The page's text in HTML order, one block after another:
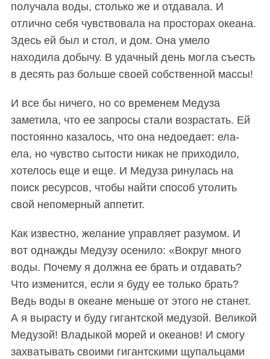
получала воды, столько же и отдавала. И
отлично себя чувствовала на просторах океана.
Здесь ей был и стол, и дом. Она умело
находила добычу. В удачный день могла съесть
в десять раз больше своей собственной массы!
И все бы ничего, но со временем Медуза
заметила, что ее запросы стали возрастать. Ей
постоянно казалось, что она недоедает: ела-
ела, но чувство сытости никак не приходило,
хотелось еще и еще. И Медуза ринулась на
поиск ресурсов, чтобы найти способ утолить
свой непомерный аппетит.
Как известно, желание управляет разумом. И
вот однажды Медузу осенило: «Вокруг много
воды. Почему я должна ее брать и отдавать?
Что изменится, если я буду ее только брать?
Ведь воды в океане меньше от этого не станет.
А я вырасту и буду гигантской медузой. Великой
Медузой! Владыкой морей и океанов! И смогу
захватывать своими гигантскими щупальцами